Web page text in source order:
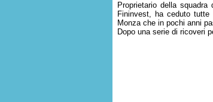
Proprietario della squadra
Fininvest, ha ceduto
Monza che in pochi anni
Dopo una serie di ricoveri